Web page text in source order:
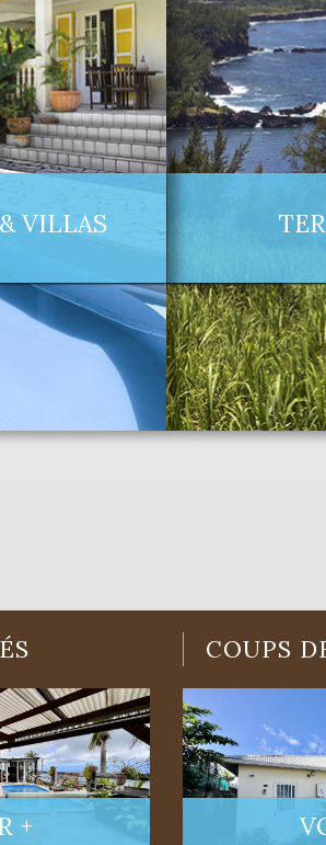
VILLAS
+
COUPS